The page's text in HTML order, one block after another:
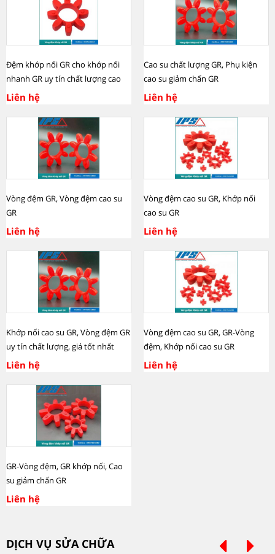
Đệm khớp nối GR cho khớp nối
nhanh GR uy tín chất lượng cao
Liên hệ
Cao su chất lượng GR, Phụ kiện
cao su giảm chấn GR
Liên hệ
Vòng đệm GR, Vòng đệm cao su
GR
Liên hệ
Vòng đệm cao su GR, Khớp nối
cao su GR
Liên hệ
Khớp nối cao su GR, Vòng đệm GR
uy tín chất lượng, giá tốt nhất
Liên hệ
Vòng đệm cao su GR, GR-Vòng
đệm, Khớp nối cao su GR
Liên hệ
GR-Vòng đệm, GR khớp nối, Cao
su giảm chấn GR
Liên hệ
DỊCH VỤ SỬA CHỮA